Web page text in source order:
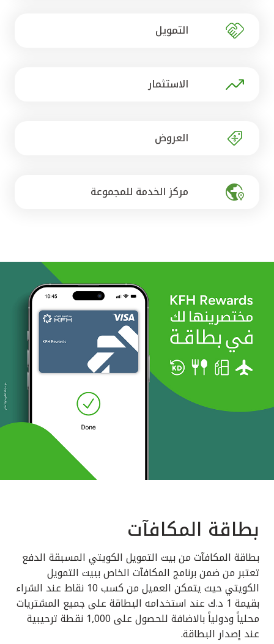
مصر
التمويل
الاستثمار
العروض
مركز الخدمة للمجموعة
بطاقة المكافآت
بطاقة المكافآت من بيت التمويل الكويتي المسبقة الدفع
تعتبر من ضمن برنامج المكافآت الخاص ببيت التمويل
الكويتي حيث يتمكن العميل من كسب 10 نقاط عند الشراء
بقيمة 1 د.ك عند استخدامه البطاقة على جميع المشتريات
محلياً ودولياً بالاضافة للحصول على 1,000 نقطة ترحيبية
عند إصدار البطاقة.